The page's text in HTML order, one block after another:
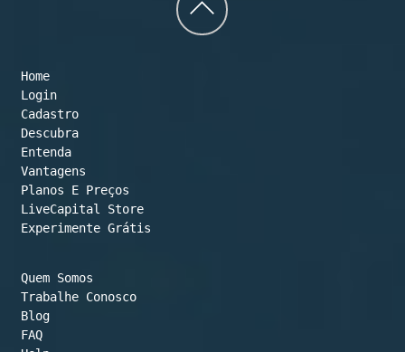
Home
Login
Cadastro
Descubra
Entenda
Vantagens
Planos E Preços
LiveCapital Store
Experimente Grátis
Quem Somos
Trabalhe Conosco
Blog
FAQ